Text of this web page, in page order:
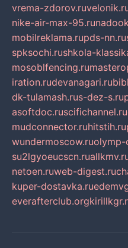
vrema-zdorov.ru
nike-air-max-95.ru
mobilreklama.rupds-nn.ru
spksochi.rushkola-
mosoblfencing.ru
iration.rudevanagari.ru
dk-tulamash.rus-dez-s.ru
asoftdoc.ruscifichannel.ru
mudconnector.ruhitstih.ru
wundermoscow.ruolymp-
su2lgyoeucscn.ru
netoen.ruweb-digest.ru
kuper-dostavka.ru
everafterclub.org